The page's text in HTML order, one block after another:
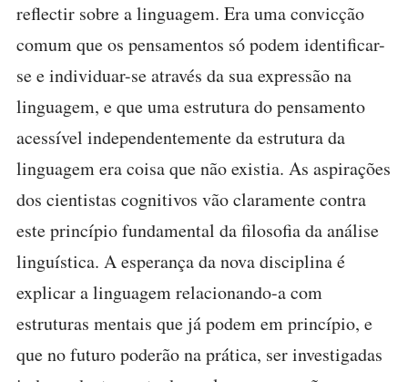
reflectir sobre a linguagem. Era uma convicção
comum que os pensamentos só podem identificar-
se e individuar-se através da sua expressão na
linguagem, e que uma estrutura do pensamento
acessível independentemente da estrutura da
linguagem era coisa que não existia. As aspirações
dos cientistas cognitivos vão claramente contra
este princípio fundamental da filosofia da análise
linguística. A esperança da nova disciplina é
explicar a linguagem relacionando-a com
estruturas mentais que já podem em princípio, e
que no futuro poderão na prática, ser investigadas